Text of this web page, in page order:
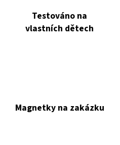
Testováno na
vlastních dětech
Magnetky na zakázku